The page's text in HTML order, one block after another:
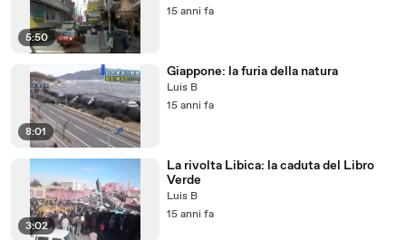
5:50
15 anni fa
8:01
Giappone: la furia della natura
Luis B
15 anni fa
3:02
La rivolta Libica: la caduta del Libro
Verde
Luis B
15 anni fa